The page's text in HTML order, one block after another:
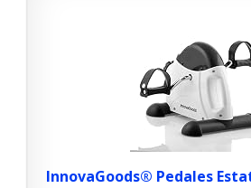
InnovaGoods® Pedales